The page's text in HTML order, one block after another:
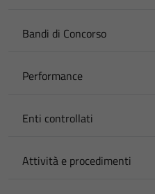
Bandi di Concorso
Performance
Enti controllati
Attività e procedimenti